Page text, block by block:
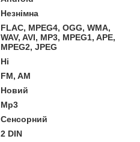
Незнімна
FLAC, MPEG4, OGG, WMA,
WAV, AVI, MP3, MPEG1, APE,
MPEG2, JPEG
Ні
FM, AM
Новий
Mp3
Сенсорний
2 DIN